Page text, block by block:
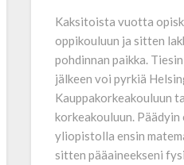
Kaksitoista vuotta
oppikouluun ja sitten
pohdinnan paikka.
jälkeen voi pyrkiä
Kauppakorkeakouluun
korkeakouluun. Päädyin
yliopistolla ensin
sitten pääaineekseni